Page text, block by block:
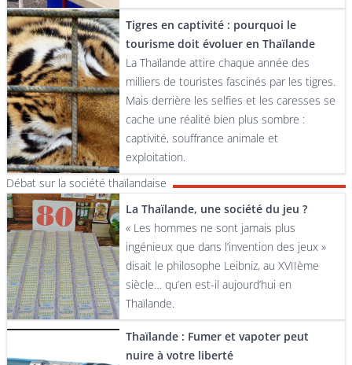
Tigres en captivité : pourquoi le
tourisme doit évoluer en Thaïlande
La Thaïlande attire chaque année des
milliers de touristes fascinés par les tigres.
Mais derrière les selfies et les caresses se
cache une réalité bien plus sombre :
captivité, souffrance animale et
exploitation.
Débat sur la société thaïlandaise
La Thaïlande, une société du jeu ?
« Les hommes ne sont jamais plus
ingénieux que dans l’invention des jeux »
disait le philosophe Leibniz, au XVIIème
siècle… qu’en est-il aujourd’hui en
Thaïlande.
Thaïlande : Fumer et vapoter peut
nuire à votre liberté